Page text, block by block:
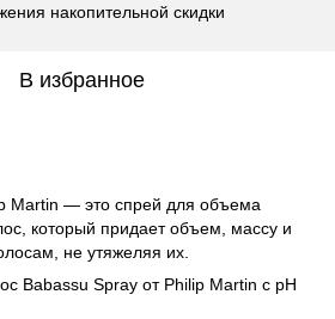
накопительной скидки
В избранное
Martin — это спрей для объема
который придает объем, массу и
не утяжеляя их.
Babassu Spray от Philip Martin с pH